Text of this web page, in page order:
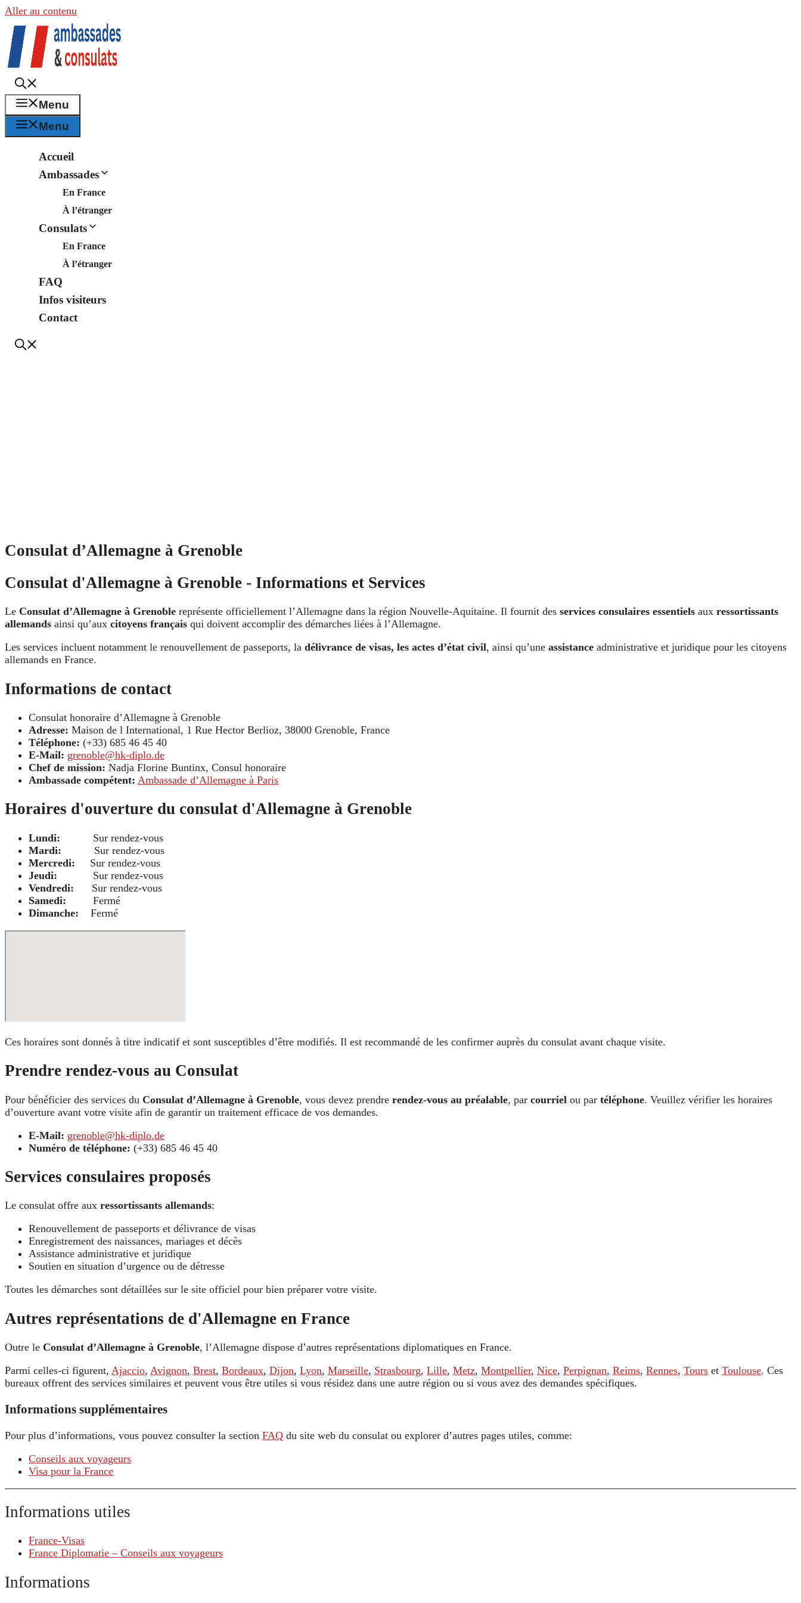
Aller au contenu
Menu
Menu
Accueil
Ambassades
En France
À l’étranger
Consulats
En France
À l’étranger
FAQ
Infos visiteurs
Contact
Consulat d’Allemagne à Grenoble
Consulat d'Allemagne à Grenoble - Informations et Services
Le Consulat d’Allemagne à Grenoble représente officiellement l’Allemagne dans la région Nouvelle-Aquitaine. Il fournit des services consulaires essentiels aux ressortissants
allemands ainsi qu’aux citoyens français qui doivent accomplir des démarches liées à l’Allemagne.
Les services incluent notamment le renouvellement de passeports, la délivrance de visas, les actes d’état civil, ainsi qu’une assistance administrative et juridique pour les citoyens
allemands en France.
Informations de contact
Consulat honoraire d’Allemagne à Grenoble
Adresse: Maison de l International, 1 Rue Hector Berlioz, 38000 Grenoble, France
Téléphone: (+33) 685 46 45 40
E-Mail: grenoble@hk-diplo.de
Chef de mission: Nadja Florine Buntinx, Consul honoraire
Ambassade compétent: Ambassade d’Allemagne à Paris
Horaires d'ouverture du consulat d'Allemagne à Grenoble
Lundi: Sur rendez-vous
Mardi: Sur rendez-vous
Mercredi: Sur rendez-vous
Jeudi: Sur rendez-vous
Vendredi: Sur rendez-vous
Samedi: Fermé
Dimanche: Fermé
Ces horaires sont donnés à titre indicatif et sont susceptibles d’être modifiés. Il est recommandé de les confirmer auprès du consulat avant chaque visite.
Prendre rendez-vous au Consulat
Pour bénéficier des services du Consulat d’Allemagne à Grenoble, vous devez prendre rendez-vous au préalable, par courriel ou par téléphone. Veuillez vérifier les horaires
d’ouverture avant votre visite afin de garantir un traitement efficace de vos demandes.
E-Mail: grenoble@hk-diplo.de
Numéro de téléphone: (+33) 685 46 45 40
Services consulaires proposés
Le consulat offre aux ressortissants allemands:
Renouvellement de passeports et délivrance de visas
Enregistrement des naissances, mariages et décès
Assistance administrative et juridique
Soutien en situation d’urgence ou de détresse
Toutes les démarches sont détaillées sur le site officiel pour bien préparer votre visite.
Autres représentations de d'Allemagne en France
Outre le Consulat d’Allemagne à Grenoble, l’Allemagne dispose d’autres représentations diplomatiques en France.
Parmi celles-ci figurent, Ajaccio, Avignon, Brest, Bordeaux, Dijon, Lyon, Marseille, Strasbourg, Lille, Metz, Montpellier, Nice, Perpignan, Reims, Rennes, Tours et Toulouse. Ces
bureaux offrent des services similaires et peuvent vous être utiles si vous résidez dans une autre région ou si vous avez des demandes spécifiques.
Informations supplémentaires
Pour plus d’informations, vous pouvez consulter la section FAQ du site web du consulat ou explorer d’autres pages utiles, comme:
Conseils aux voyageurs
Visa pour la France
Informations utiles
France-Visas
France Diplomatie – Conseils aux voyageurs
Informations